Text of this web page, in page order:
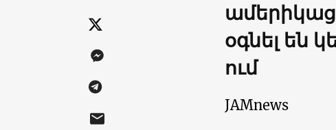
օգնել են
ում
JAMnews